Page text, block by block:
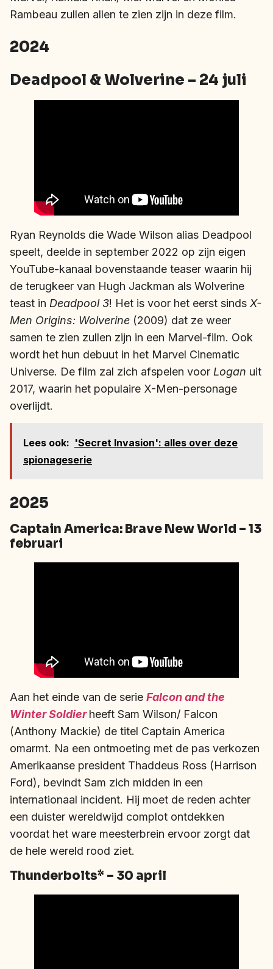
Rambeau zullen allen te zien zijn in deze film.
2024
Deadpool & Wolverine – 24 juli
Ryan Reynolds die Wade Wilson alias Deadpool
speelt, deelde in september 2022 op zijn eigen
YouTube-kanaal bovenstaande teaser waarin hij
de terugkeer van Hugh Jackman als Wolverine
teast in Deadpool 3! Het is voor het eerst sinds X-
Men Origins: Wolverine (2009) dat ze weer
samen te zien zullen zijn in een Marvel-film. Ook
wordt het hun debuut in het Marvel Cinematic
Universe. De film zal zich afspelen voor Logan uit
2017, waarin het populaire X-Men-personage
overlijdt.
Lees ook: 'Secret Invasion': alles over deze
spionageserie
2025
Captain America: Brave New World – 13
februari
Aan het einde van de serie Falcon and the
Winter Soldier heeft Sam Wilson/ Falcon
(Anthony Mackie) de titel Captain America
omarmt. Na een ontmoeting met de pas verkozen
Amerikaanse president Thaddeus Ross (Harrison
Ford), bevindt Sam zich midden in een
internationaal incident. Hij moet de reden achter
een duister wereldwijd complot ontdekken
voordat het ware meesterbrein ervoor zorgt dat
de hele wereld rood ziet.
Thunderbolts* – 30 april